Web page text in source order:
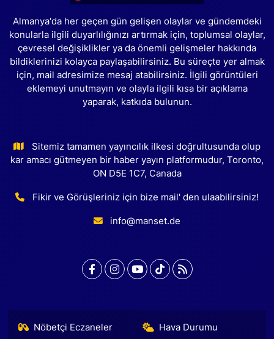
Almanya'da her geçen gün gelişen olaylar ve gündemdeki
konularla ilgili duyarlılığınızı artırmak için, toplumsal olaylar,
çevresel değişiklikler ya da önemli gelişmeler hakkında
bildiklerinizi kolayca paylaşabilirsiniz. Bu süreçte yer almak
için, mail adresimize mesaj atabilirsiniz. İlgili görüntüleri
eklemeyi unutmayın ve olayla ilgili kısa bir açıklama
yaparak, katkıda bulunun.
Sitemiz tamamen yayıncılık ilkesi doğrultusunda olup
kar amacı gütmeyen bir haber yayın platformudur, Toronto,
ON D5E 1C7, Canada
Fikir ve Görüşleriniz için bize mail' den ulaabilirsiniz!
info@manset.de
Nöbetçi Eczaneler Hava Durumu